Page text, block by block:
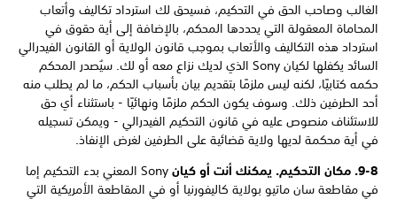
الغالب وصاحب الحق في التحكيم، فسيحق لك استرداد تكاليف وأتعاب
المحاماة المعقولة التي يحددها المحكم، بالإضافة إلى أية حقوق في
استرداد هذه التكاليف والأتعاب بموجب قانون الولاية أو القانون الفيدرالي
السائد يكفلها لكيان Sony الذي لديك نزاع معه أو لك. سيُصدر المحكم
حكمه كتابيًا، لكنه ليس ملزمًا بتقديم بيان بأسباب الحكم، ما لم يطلب منه
أحد الطرفين ذلك. وسوف يكون الحكم ملزمًا ونهائيًا - باستثناء أي حق
للاستئناف منصوص عليه في قانون التحكيم الفيدرالي - ويمكن تسجيله
في أية محكمة لديها ولاية قضائية على الطرفين لغرض الإنفاذ.
9-8. مكان التحكيم. يمكنك أنت أو كيان
Sony المعني بدء التحكيم إما
في مقاطعة سان ماتيو بولاية كاليفورنيا أو في المقاطعة الأمريكية التي